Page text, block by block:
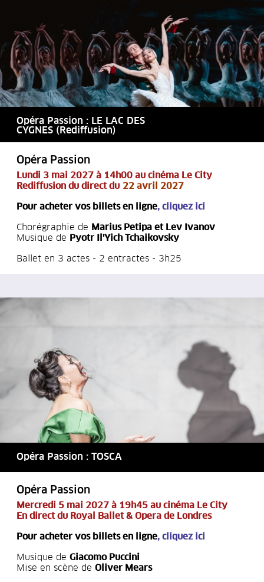
Opéra Passion : LE LAC DES
CYGNES (Rediffusion)
Opéra Passion
Lundi 3 mai 2027 à 14h00 au cinéma Le City
Rediffusion du direct du 22 avril 2027
Pour acheter vos billets en ligne, cliquez ici
Chorégraphie de Marius Petipa et Lev Ivanov
Musique de
Pyotr Il'Yich Tchaikovsky
Ballet en 3 actes - 2 entractes - 3h25
Opéra Passion : TOSCA
Opéra Passion
Mercredi 5 mai 2027 à 19h45 au cinéma Le City
En direct du Royal Ballet & Opera de Londres
Pour acheter vos billets en ligne, cliquez ici
Musique de Giacomo Puccini
Mise en scène de Oliver Mears